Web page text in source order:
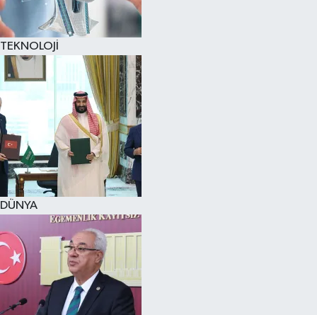
TEKNOLOJİ
DÜNYA